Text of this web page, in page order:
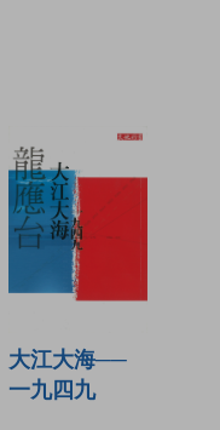
大江大海──
一九四九